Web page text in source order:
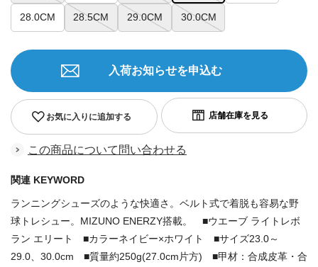
28.0CM 28.5CM 29.0CM 30.0CM
お気に入りに追加する
入荷お知らせを申込む
この商品について問い合わせる
関連 KEYWORD
ランニングシューズのような快適さ。ベルト式で着脱も容易な野
球トレシュー。MIZUNO ENERZY搭載。 ■ウエーブ ライトレボ
ラン エリート ■カラーネイビー×ホワイト ■サイズ23.0～
29.0、30.0cm ■質量約250g(27.0cm片方) ■甲材：合成皮革・合